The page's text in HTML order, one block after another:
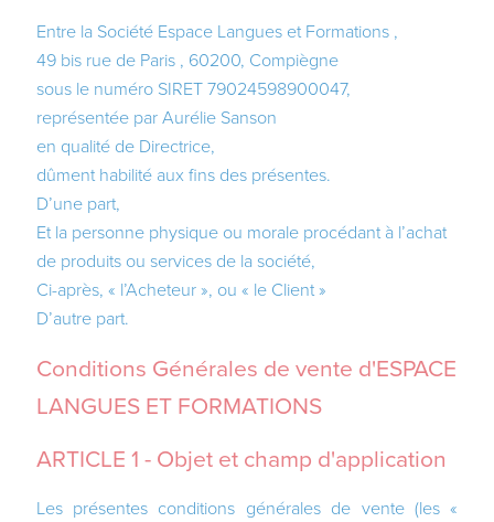
Entre la Société Espace Langues et Formations ,
49 bis rue de Paris , 60200, Compiègne
sous le numéro SIRET 79024598900047,
représentée par Aurélie Sanson
en qualité de Directrice,
dûment habilité aux fins des présentes.
D’une part,
Et la personne physique ou morale procédant à l’achat
de produits ou services de la société,
Ci-après, « l’Acheteur », ou « le Client »
D’autre part.
Conditions Générales de vente d'ESPACE
LANGUES ET FORMATIONS
ARTICLE 1 - Objet et champ d'application
Les présentes conditions générales de vente (les «